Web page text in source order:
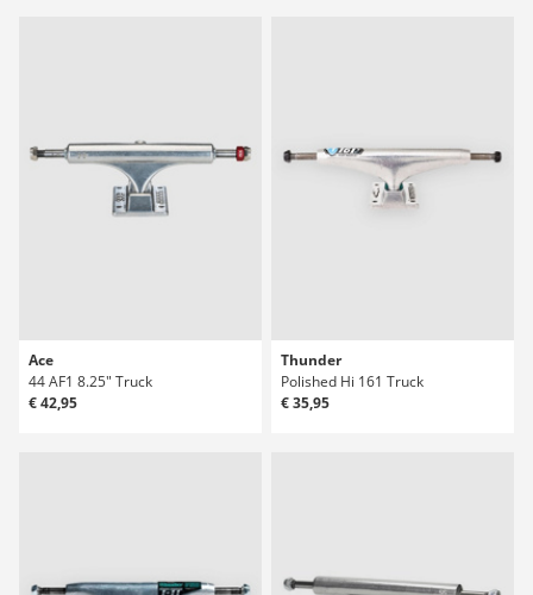
Ace
44 AF1 8.25" Truck
€ 42,95
Thunder
Polished Hi 161 Truck
€ 35,95